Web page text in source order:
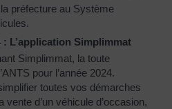
préfecture au Système
: L’application Simplimmat
Simplimmat, la toute
pour l’année 2024.
toutes vos démarches
vente d’un véhicule d’occasion,